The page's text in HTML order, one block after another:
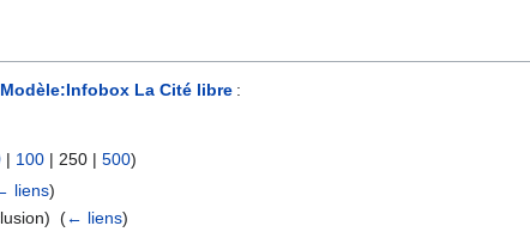
Modèle:Infobox La Cité libre :
| 100 | 250 | 500)
liens)
(← liens)